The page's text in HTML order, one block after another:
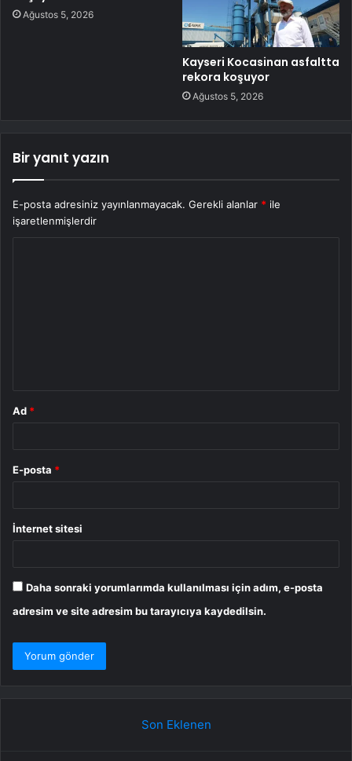
Ağustos 5, 2026
Kayseri Kocasinan asfaltta
rekora koşuyor
Ağustos 5, 2026
Bir yanıt yazın
E-posta adresiniz yayınlanmayacak. Gerekli alanlar * ile
işaretlenmişlerdir
Ad *
E-posta *
İnternet sitesi
Daha sonraki yorumlarımda kullanılması için adım, e-posta
adresim ve site adresim bu tarayıcıya kaydedilsin.
Son Eklenen